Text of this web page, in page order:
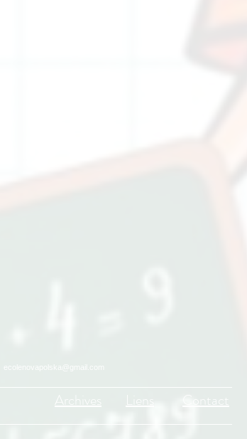
ecolenovapolska@gmail.com
Archives Liens Contact